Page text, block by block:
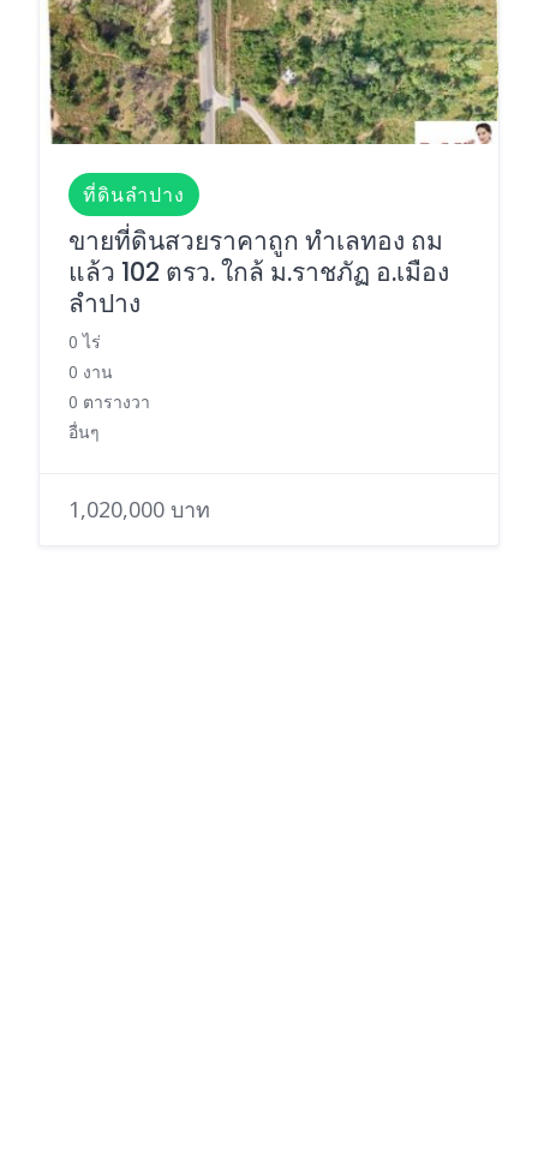
ที่ดินลำปาง
ขายที่ดินสวยราคาถูก ทำเลทอง ถม
แล้ว 102 ตรว. ใกล้ ม.ราชภัฏ อ.เมือง
ลำปาง
0 ไร่
0 งาน
0 ตารางวา
อื่นๆ
1,020,000 บาท